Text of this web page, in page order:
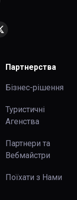
Партнерства
Бізнес-рішення
Туристичні
Агенства
Партнери та
Вебмайстри
Поїхати з Нами